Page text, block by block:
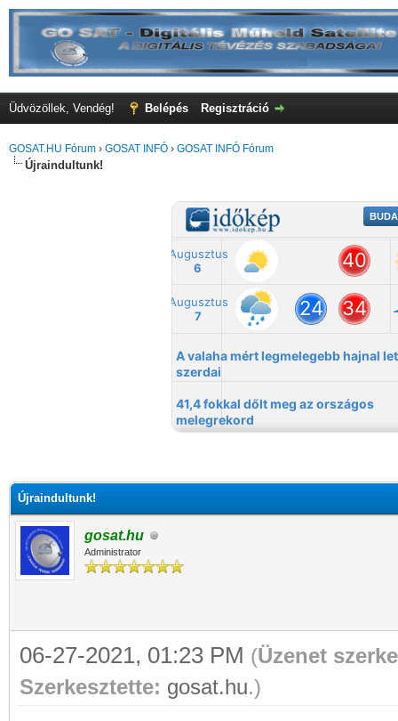
Üdvözöllek, Vendég! Belépés Regisztráció
GOSAT.HU Fórum › GOSAT INFÓ › GOSAT INFÓ Fórum
Újraindultunk!
Újraindultunk!
gosat.hu
Administrator
06-27-2021, 01:23 PM (Üzenet
Szerkesztette: gosat.hu.)